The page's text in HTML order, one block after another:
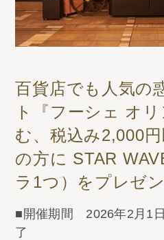
百貨店でも人気の
ト『フーシェ オ
む、税込み2,000
の方に STAR
ラ1つ）をプレゼ
■開催期間 2026年2月1
了